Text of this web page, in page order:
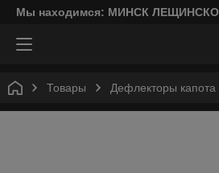
Мы находимся: МИНСК
Товары Дефлекторы капота